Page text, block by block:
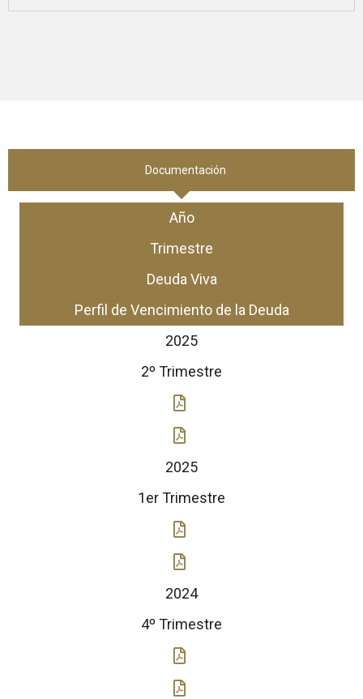
Documentación
Año
Trimestre
Deuda Viva
Perfil de Vencimiento de la Deuda
2025
2º Trimestre
2025
1er Trimestre
2024
4º Trimestre